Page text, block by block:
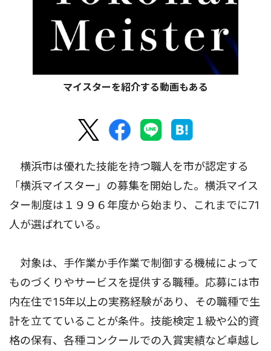
マイスターを紹介する動画もある
横浜市は優れた技能を持つ職人を市が認定する
「横浜マイスター」の募集を開始した。横浜マイス
ター制度は１９９６年度から始まり、これまでに71
人が選ばれている。
対象は、手作業か手作業で制御する機械によって
ものづくりやサービスを提供する職種。応募には市
内在住で15年以上の実務経験があり、その職種で生
計を立てていることが条件。技能検定１級や公的資
格の保有、各種コンクールでの入賞実績など卓越し